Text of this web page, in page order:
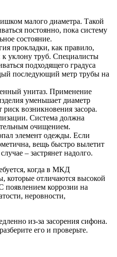
малого диаметра. Такой
постоянно, пока систему
состояние.
прокладки, как правило,
уклону труб. Специалисты
подходящего градуса
последующий метр трубы на
унитаз. Применение
уменьшает диаметр
возникновения засора.
Система должна
очищением.
элемент одежды. Если
вещь быстро вылетит
– застрянет надолго.
когда в МКД
которые отличаются высокой
появлением коррозии на
неровности,
из-за засорения сифона.
его и проверьте.